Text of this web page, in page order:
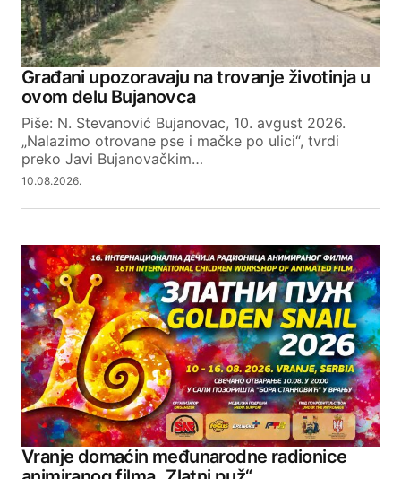
Građani upozoravaju na trovanje životinja u
ovom delu Bujanovca
Piše: N. Stevanović Bujanovac, 10. avgust 2026.
„Nalazimo otrovane pse i mačke po ulici“, tvrdi
preko Javi Bujanovačkim…
10.08.2026.
Vranje domaćin međunarodne radionice